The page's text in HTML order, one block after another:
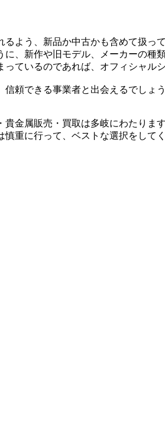
よう、新品か中古かも含めて扱っ
、新作や旧モデル、メーカーの種
っているのであれば、オフィシャル
頼できる事業者と出会えるでしょう
金属販売・買取は多岐にわたりま
重に行って、ベストな選択をしてく